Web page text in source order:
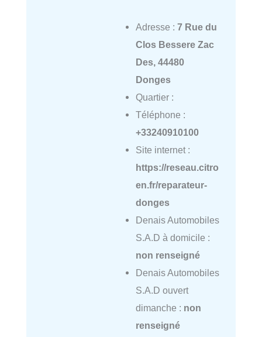
Adresse : 7 Rue du
Clos Bessere Zac
Des, 44480
Donges
Quartier :
Téléphone :
+33240910100
Site internet :
https://reseau.citro
en.fr/reparateur-
donges
Denais Automobiles
S.A.D à domicile :
non renseigné
Denais Automobiles
S.A.D ouvert
dimanche : non
renseigné